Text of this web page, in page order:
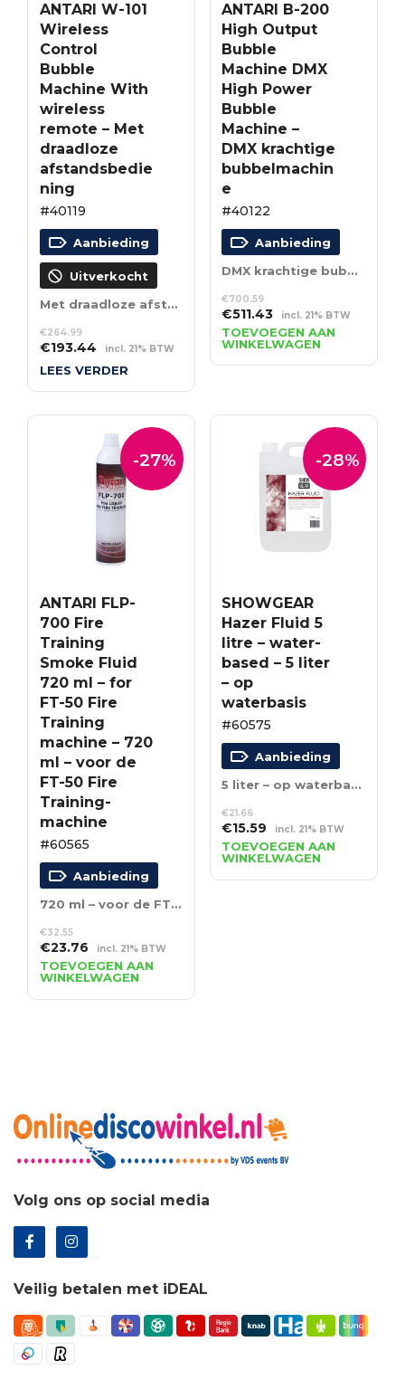
ANTARI W-101
Wireless
Control
Bubble
Machine With
wireless
remote – Met
draadloze
afstandsbedie
ning
#40119
Aanbieding
Uitverkocht
Met draadloze afstandsbediening
€264.99
Oorspronkelijke
prijs
€193.44Huidige
prijs
incl. 21% BTW
LEES VERDER
ANTARI B-200
High Output
Bubble
Machine DMX
High Power
Bubble
Machine –
DMX krachtige
bubbelmachin
e
#40122
Aanbieding
DMX krachtige bubbelmachine
€700.59
Oorspronkelijke
prijs
was:
€700.59.
€511.43Huidige
prijs
is:
€511.43.
incl. 21% BTW
TOEVOEGEN AAN
WINKELWAGEN
-27%
ANTARI FLP-
700 Fire
Training
Smoke Fluid
720 ml – for
FT-50 Fire
Training
machine – 720
ml – voor de
FT-50 Fire
Training-
machine
#60565
Aanbieding
720 ml – voor de FT-50 Fire Training-machine
€32.55
Oorspronkelijke
prijs
was:
€32.55.
€23.76Huidige
prijs
is:
€23.76.
incl. 21% BTW
TOEVOEGEN AAN
WINKELWAGEN
-28%
SHOWGEAR
Hazer Fluid 5
litre – water-
based – 5 liter
– op
waterbasis
#60575
Aanbieding
5 liter – op waterbasis
€21.66
Oorspronkelijke
prijs
was:
€21.66.
€15.59 Huidige
prijs
is:
€15.59.
incl. 21% BTW
TOEVOEGEN AAN
WINKELWAGEN
Volg ons op social media
Veilig betalen met iDEAL